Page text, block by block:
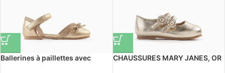
Ballerines à paillettes avec
CHAUSSURES MARY JANES, OR